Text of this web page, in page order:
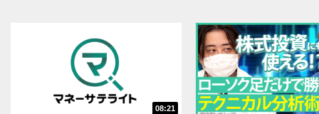
動画を再生または一時停止します。
10秒戻し/10秒送り
10秒、動画を巻き戻し/早送りします。
08:21